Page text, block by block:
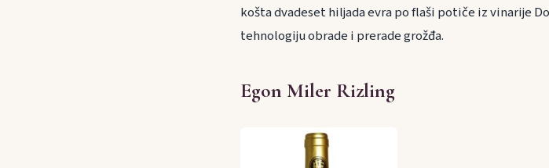
košta dvadeset hiljada evra po flaši potiče iz vinarije
tehnologiju obrade i prerade grožđa.
Egon Miler Rizling